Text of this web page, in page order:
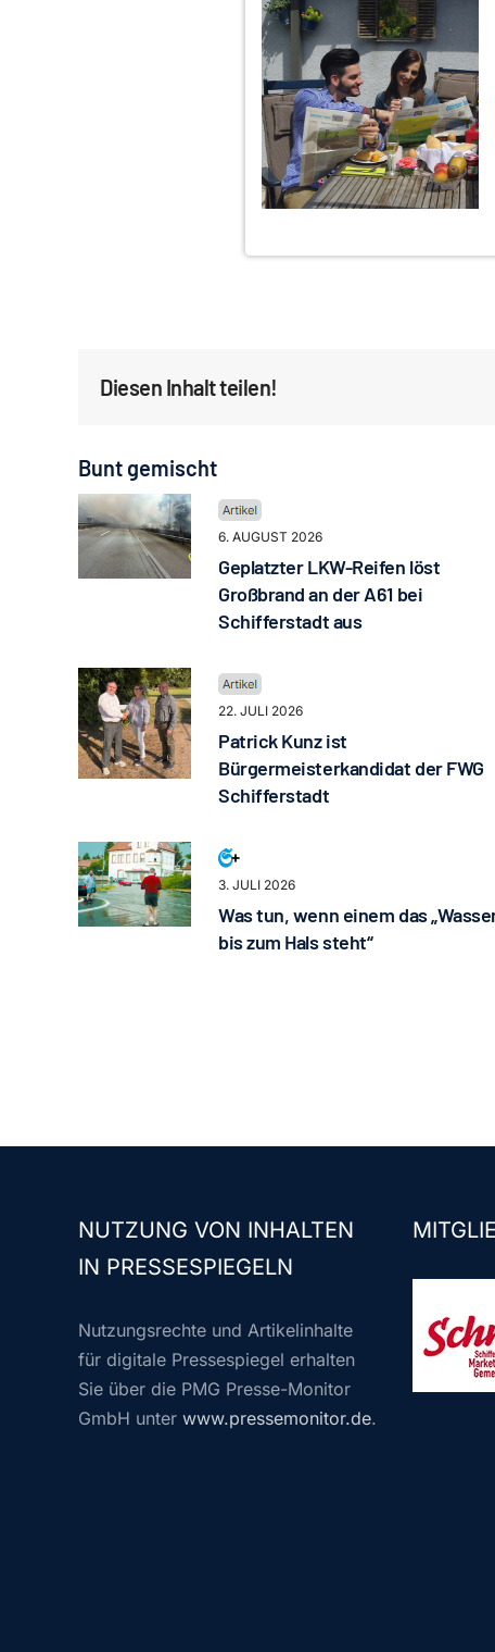
Diesen Inhalt teilen!
Bunt gemischt
6. AUGUST 2026
Geplatzter LKW-Reifen löst
Großbrand an der A61 bei
Schifferstadt aus
22. JULI 2026
Patrick Kunz ist
Bürgermeisterkandidat der FWG
Schifferstadt
3. JULI 2026
Was tun, wenn einem das
bis zum Hals steht“
NUTZUNG VON INHALTEN
IN PRESSESPIEGELN
Nutzungsrechte und Artikelinhalte
für digitale Pressespiegel erhalten
Sie über die PMG Presse-Monitor
GmbH unter www.pressemonitor.de.